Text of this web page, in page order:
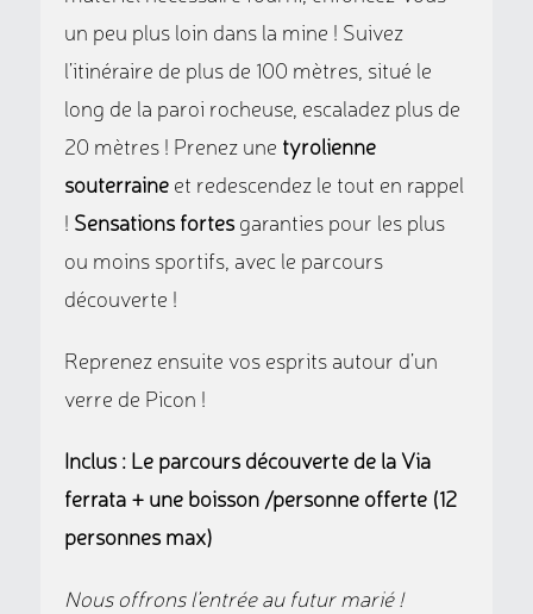
un peu plus loin dans la mine ! Suivez
l’itinéraire de plus de 100 mètres, situé le
long de la paroi rocheuse, escaladez plus de
20 mètres ! Prenez une tyrolienne
souterraine et redescendez le tout en rappel
! Sensations fortes garanties pour les plus
ou moins sportifs, avec le parcours
découverte !
Reprenez ensuite vos esprits autour d’un
verre de Picon !
Inclus : Le parcours découverte de la Via
ferrata + une boisson /personne offerte (12
personnes max)
Nous offrons l’entrée au futur marié !